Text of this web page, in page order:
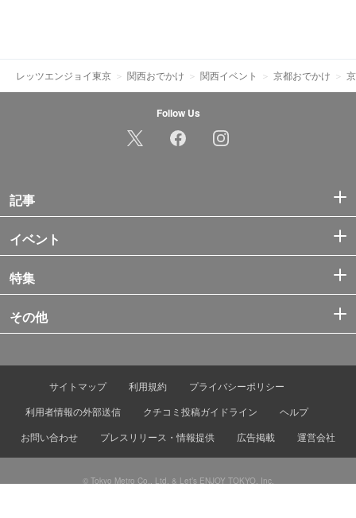
レッツエンジョイ東京 関西おでかけ 関西イベント 京都おでかけ
Follow Us
記事
イベント
特集
その他
サイトマップ 利用規約
プライバシーポリシー
利用者情報の外部送信
クチコミ投稿ガイドライン
ヘルプ
お問い合わせ
プレスリリース・情報提供 広告掲載 運営会社
© Tokyo Metro Co., Ltd. & Let’s ENJOY TOKYO, Inc.